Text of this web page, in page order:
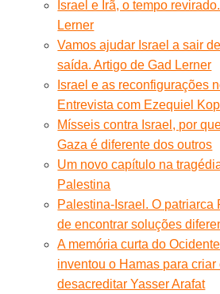
Israel e Irã, o tempo
Lerner
Vamos ajudar Israel a sair
saída. Artigo de Gad Lerner
Israel e as reconfigurações
Entrevista com Ezequiel
Mísseis contra Israel, por
Gaza é diferente dos outros
Um novo capítulo na
Palestina
Palestina-Israel. O patriarca
de encontrar soluções
A memória curta do
inventou o Hamas para
desacreditar Yasser Arafat